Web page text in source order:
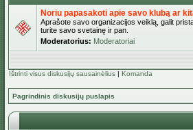
Noriu papasakoti apie savo klubą ar
Aprašote savo organizacijos veiklą, galit
turite savo svetainę ir pan.
Moderatorius: Moderatoriai
Ištrinti visus diskusijų sausainėlius | Komanda
Pagrindinis diskusijų puslapis